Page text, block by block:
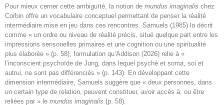
Pour mieux cerner cette ambiguïté, la notion de mundus imaginalis chez
Corbin offre un vocabulaire conceptuel permettant de penser la réalité
intermédiaire mise en jeu dans ces rencontres. Samuels (1985) la décrit
comme « un ordre ou niveau de réalité précis, situé quelque part entre les
impressions sensorielles primaires et une cognition ou une spiritualité
plus élaborée » (p. 58), formulation qu’Addison (2026) relie à «
l’inconscient psychoïde de Jung, dans lequel psyché et soma, soi et
autrui, ne sont pas différenciés » (p. 143). En développant cette
dimension intermédiaire, Samuels suggère que « deux personnes, dans
un certain type de relation, peuvent constituer, avoir accès à, ou être
reliées par » le mundus imaginalis (p. 58).